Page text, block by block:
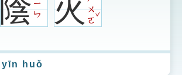
陰ㄧ
ㄣ
火ㄨ
ㄛ
ˇ
yīn huǒ